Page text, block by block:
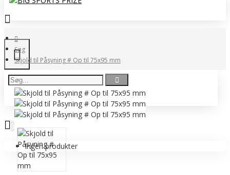
0 vare(r) - 0,00 DKK
Ingen produkter
Søg
Skjold til Påsyning # Op til 75x95 mm